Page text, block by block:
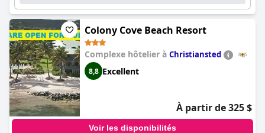
Colony Cove Beach Resort
Complexe hôtelier à Christiansted
8,8 Excellent
À partir de 325 $
Voir les disponibilités